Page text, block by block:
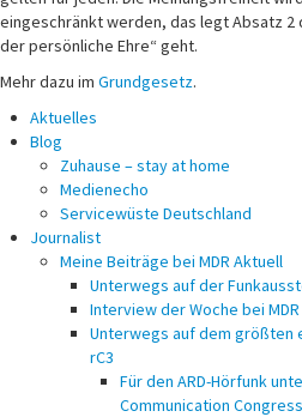
eingeschränkt werden, das legt Absatz 2
der persönliche Ehre“ geht.
Mehr dazu im Grundgesetz.
Aktuelles
Blog
Zuhause – stay at home
Medienecho
Servicewüste Deutschland
Journalist
Meine Beiträge bei MDR Aktuell
Unterwegs auf der
Interview der Woche bei
Unterwegs auf dem größten
rC3
Für den ARD-Hörfunk
Communication